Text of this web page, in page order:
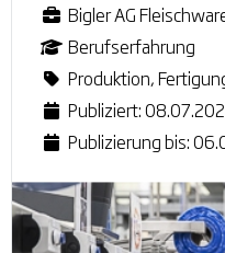
Bigler AG
Berufserfahrung
Produktion,
Publiziert:
Publizierung bis: